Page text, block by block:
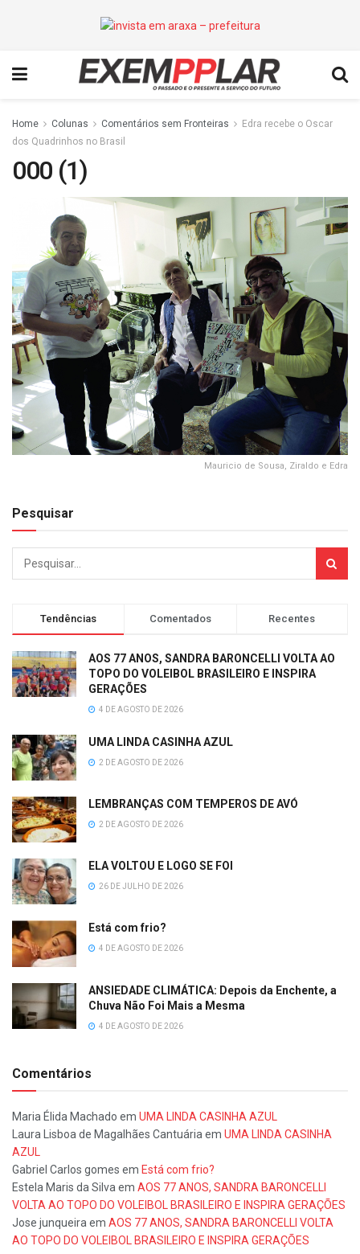
Home Colunas Comentários sem Fronteiras
Edra recebe o Oscar
dos Quadrinhos no Brasil
000 (1)
Mauricio de Sousa, Ziraldo e Edra
Pesquisar
Tendências Comentados Recentes
AOS 77 ANOS, SANDRA BARONCELLI VOLTA AO
TOPO DO VOLEIBOL BRASILEIRO E INSPIRA
GERAÇÕES
4 DE AGOSTO DE 2026
UMA LINDA CASINHA AZUL
2 DE AGOSTO DE 2026
LEMBRANÇAS COM TEMPEROS DE AVÓ
2 DE AGOSTO DE 2026
ELA VOLTOU E LOGO SE FOI
26 DE JULHO DE 2026
Está com frio?
4 DE AGOSTO DE 2026
ANSIEDADE CLIMÁTICA: Depois da Enchente, a
Chuva Não Foi Mais a Mesma
4 DE AGOSTO DE 2026
Comentários
Maria Élida Machado em UMA LINDA CASINHA AZUL
Laura Lisboa de Magalhães Cantuária em UMA LINDA CASINHA
AZUL
Gabriel Carlos gomes em Está com frio?
Estela Maris da Silva em AOS 77 ANOS, SANDRA BARONCELLI
VOLTA AO TOPO DO VOLEIBOL BRASILEIRO E INSPIRA GERAÇÕES
Jose junqueira em AOS 77 ANOS, SANDRA BARONCELLI VOLTA
AO TOPO DO VOLEIBOL BRASILEIRO E INSPIRA GERAÇÕES